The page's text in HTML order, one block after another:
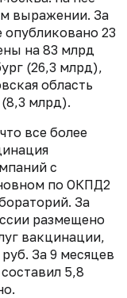
выражении. За
опубликовано 23
на 83 млрд
(26,3 млрд),
область
млрд).
все более
с
по ОКПД2
За
размещено
вакцинации,
За 9 месяцев
5,8